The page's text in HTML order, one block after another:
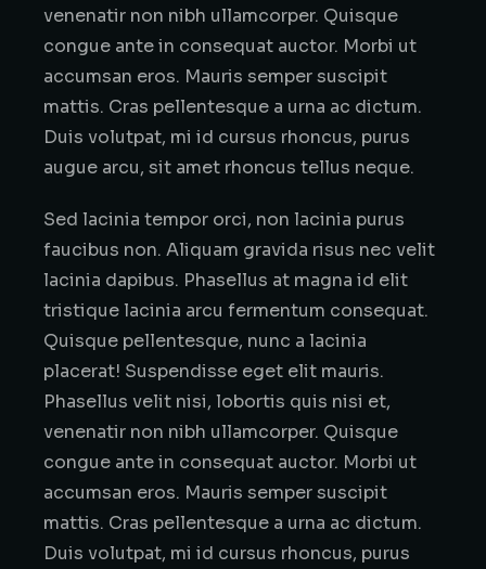
venenatir non nibh ullamcorper. Quisque
congue ante in consequat auctor. Morbi ut
accumsan eros. Mauris semper suscipit
mattis. Cras pellentesque a urna ac dictum.
Duis volutpat, mi id cursus rhoncus, purus
augue arcu, sit amet rhoncus tellus neque.
Sed lacinia tempor orci, non lacinia purus
faucibus non. Aliquam gravida risus nec velit
lacinia dapibus. Phasellus at magna id elit
tristique lacinia arcu fermentum consequat.
Quisque pellentesque, nunc a lacinia
placerat! Suspendisse eget elit mauris.
Phasellus velit nisi, lobortis quis nisi et,
venenatir non nibh ullamcorper. Quisque
congue ante in consequat auctor. Morbi ut
accumsan eros. Mauris semper suscipit
mattis. Cras pellentesque a urna ac dictum.
Duis volutpat, mi id cursus rhoncus, purus